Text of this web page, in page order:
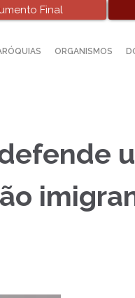
Final
ORGANISMOS